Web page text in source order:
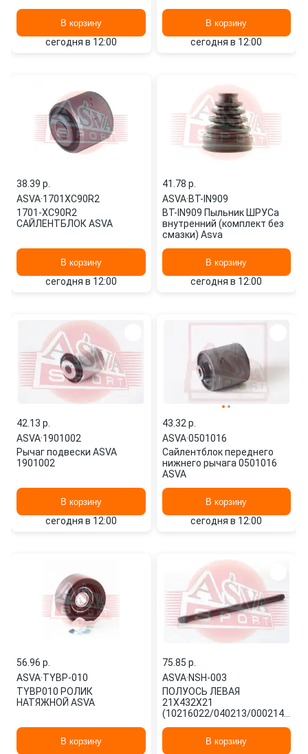
В корзину
сегодня в 12:00
В корзину
сегодня в 12:00
38.39 p.
ASVA·1701XC90R2
1701-XC90R2
САЙЛЕНТБЛОК ASVA
В корзину
сегодня в 12:00
41.78 p.
ASVA·BT-IN909
BT-IN909 Пыльник ШРУСа
внутренний (комплект без
смазки) Asva
В корзину
сегодня в 12:00
42.13 p.
ASVA·1901002
Рычаг подвески ASVA
1901002
В корзину
сегодня в 12:00
43.32 p.
ASVA·0501016
Сайлентблок переднего
нижнего рычага 0501016
ASVA
В корзину
сегодня в 12:00
56.96 p.
ASVA·TYBP-010
TYBP010 РОЛИК
НАТЯЖНОЙ ASVA
В корзину
75.85 p.
ASVA·NSH-003
ПОЛУОСЬ ЛЕВАЯ
21X432X21
(10216022/040213/0002146/5,
В корзину